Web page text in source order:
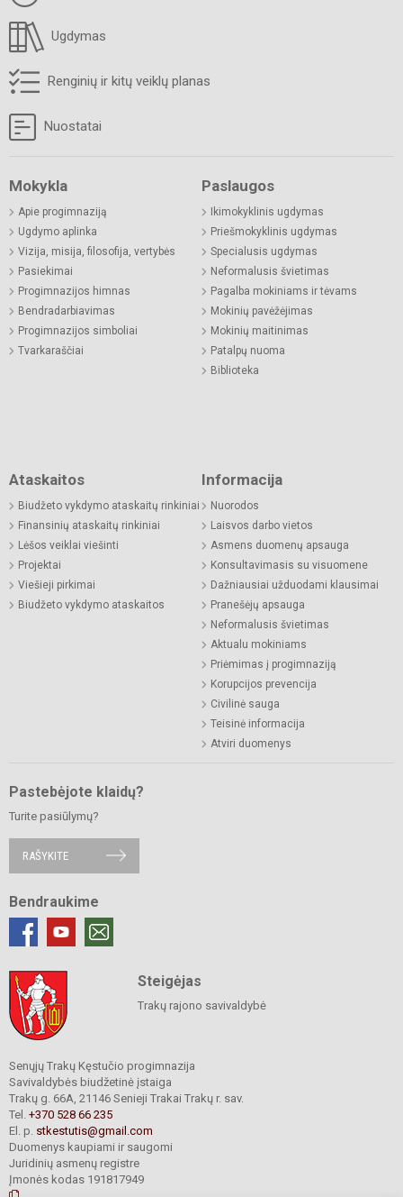
Ugdymas
Renginių ir kitų veiklų planas
Nuostatai
Mokykla
Apie progimnaziją
Ugdymo aplinka
Vizija, misija, filosofija, vertybės
Pasiekimai
Progimnazijos himnas
Bendradarbiavimas
Progimnazijos simboliai
Tvarkaraščiai
Paslaugos
Ikimokyklinis ugdymas
Priešmokyklinis ugdymas
Specialusis ugdymas
Neformalusis švietimas
Pagalba mokiniams ir tėvams
Mokinių pavėžėjimas
Mokinių maitinimas
Patalpų nuoma
Biblioteka
Ataskaitos
Biudžeto vykdymo ataskaitų rinkiniai
Finansinių ataskaitų rinkiniai
Lėšos veiklai viešinti
Projektai
Viešieji pirkimai
Biudžeto vykdymo ataskaitos
Informacija
Nuorodos
Laisvos darbo vietos
Asmens duomenų apsauga
Konsultavimasis su visuomene
Dažniausiai užduodami klausimai
Pranešėjų apsauga
Neformalusis švietimas
Aktualu mokiniams
Priėmimas į progimnaziją
Korupcijos prevencija
Civilinė sauga
Teisinė informacija
Atviri duomenys
Pastebėjote klaidų?
Turite pasiūlymų?
RAŠYKITE
Bendraukime
Steigėjas
Trakų rajono savivaldybė
Senųjų Trakų Kęstučio progimnazija
Savivaldybės biudžetinė įstaiga
Trakų g. 66A, 21146 Senieji Trakai Trakų r. sav.
Tel. +370 528 66 235
El. p. stkestutis@gmail.com
Duomenys kaupiami ir saugomi
Juridinių asmenų registre
Įmonės kodas 191817949